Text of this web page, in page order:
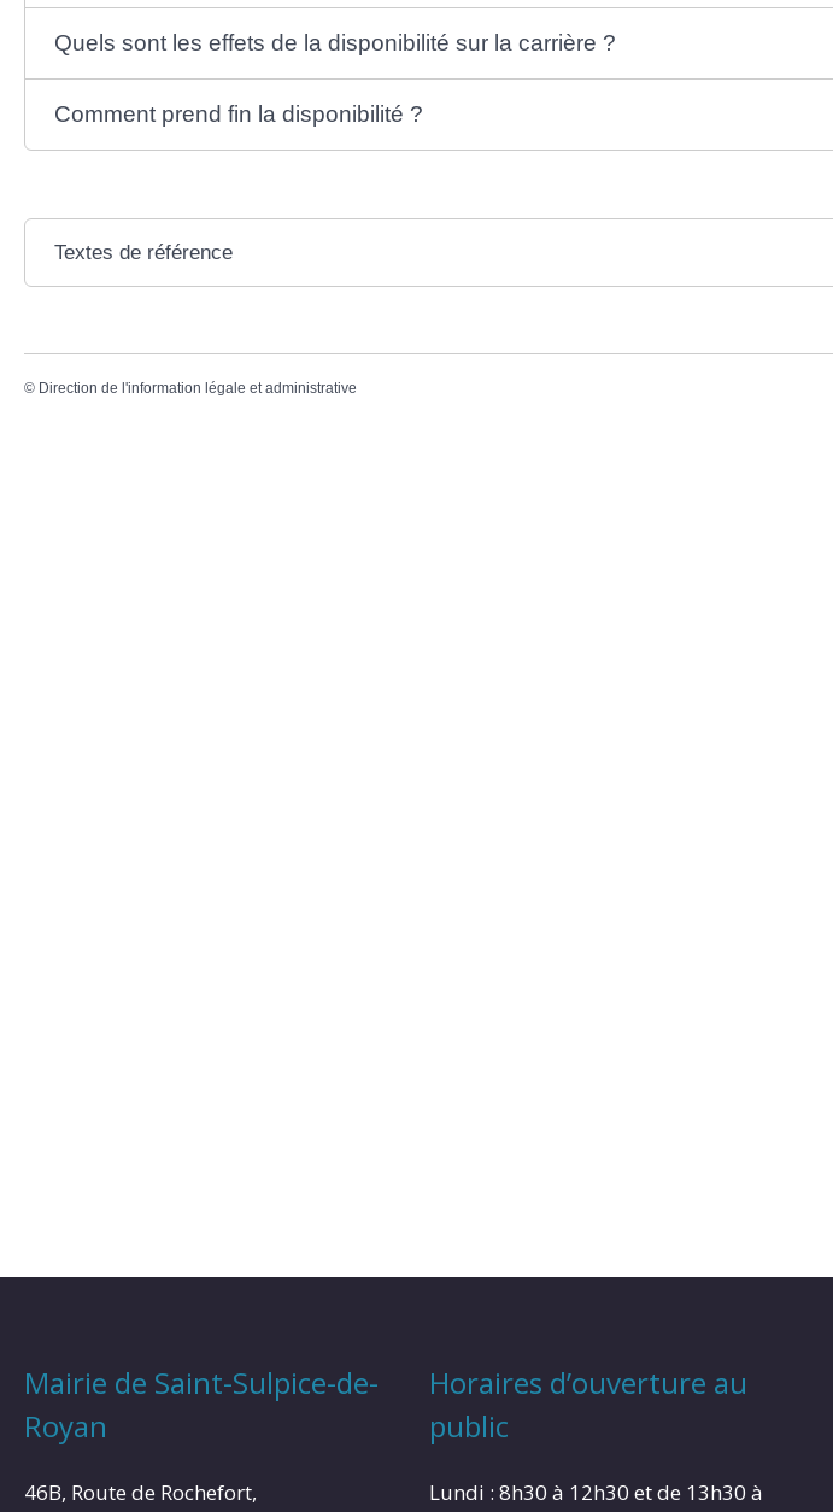
Quels sont les effets de la disponibilité sur la carrière ?
Comment prend fin la disponibilité ?
Textes de référence
© Direction de l'information légale et administrative
Mairie de Saint-Sulpice-de-
Royan
46B, Route de Rochefort,
Horaires d’ouverture au
public
Lundi : 8h30 à 12h30 et de 13h30 à